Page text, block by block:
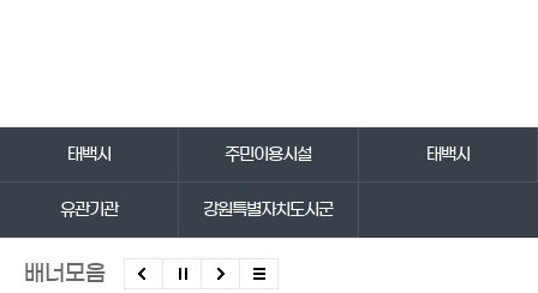
태백시 주민이용시설 태백시
유관기관 강원특별자치도시군
배너모음